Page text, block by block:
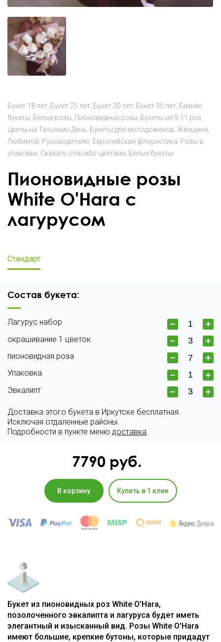
Букет 18 лет Букет 25 лет Букет 30 лет Букет 35 лет Бизнес
букеты Белые розы Пионовидные розы Букеты из 9-11 роз
Цветы на Татьянин День Букеты для молодоженов Женщине
Любимой Руководителю Европейская флористика Розы в
упаковке Сказать спасибо цветами Белые букеты
Пионовидные розы
White O'Hara с
лагурусом
Стандарт
Состав букета:
Лагурус набор
окрашивание 1 цветок
пионовидная роза
Упаковка
Эвкалипт
Доставка этого букета в Иркутске бесплатная.
Исключая отдаленные районы.
Подробности в пункте меню доставка.
7790 руб.
В корзину Купить в 1 клик
Букет из пионовидных роз White O'Hara,
позолоченного эвкалипта и лагуруса будет иметь
элегантный и изысканный вид. Розы White O'Hara
имеют большие, крепкие бутоны, которые придадут